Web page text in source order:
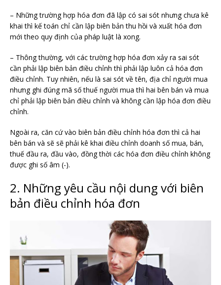
– Những trường hợp hóa đơn đã lập có sai sót nhưng chưa kê
khai thì kế toán chỉ cần lập biên bản thu hồi và xuất hóa đơn
mới theo quy định của pháp luật là xong.
– Thông thường, với các trường hợp hóa đơn xảy ra sai sót
cần phải lập biên bản điều chỉnh thì phải lập luôn cả hóa đơn
điều chỉnh. Tuy nhiên, nếu là sai sót về tên, địa chỉ người mua
nhưng ghi đúng mã số thuế người mua thì hai bên bán và mua
chỉ phải lập biên bản điều chỉnh và không cần lập hóa đơn điều
chỉnh.
Ngoài ra, căn cứ vào biên bản điều chỉnh hóa đơn thì cả hai
bên bán và sẽ sẽ phải kê khai điều chỉnh doanh số mua, bán,
thuế đầu ra, đầu vào, đồng thời các hóa đơn điều chỉnh không
được ghi số âm (-).
2. Những yêu cầu nội dung với biên
bản điều chỉnh hóa đơn